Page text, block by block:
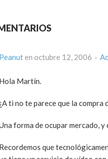
Peanut en octubre 12, 2006 ·
Hola Martín.
¿A ti no te parece que la
forma de ocupar mercado,
Recordemos que